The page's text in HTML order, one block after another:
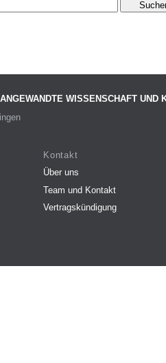
WISSENSCHAFT UND
Kontakt
Über uns
Team und Kontakt
Vertragskündigung